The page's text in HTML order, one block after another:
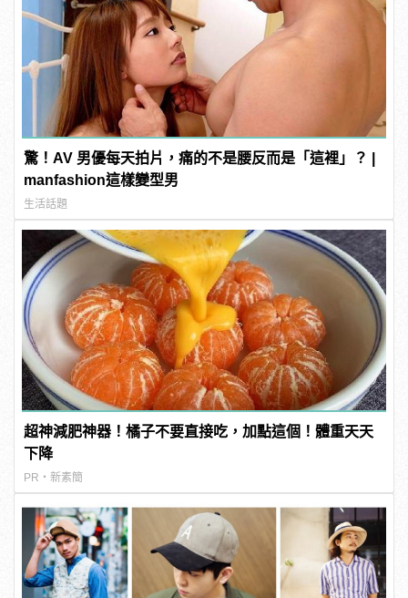
驚！AV 男優每天拍片，痛的不是腰反而是「這裡」？ |
manfashion這樣變型男
生活話題
超神減肥神器！橘子不要直接吃，加點這個！體重天天
下降
PR・新素簡